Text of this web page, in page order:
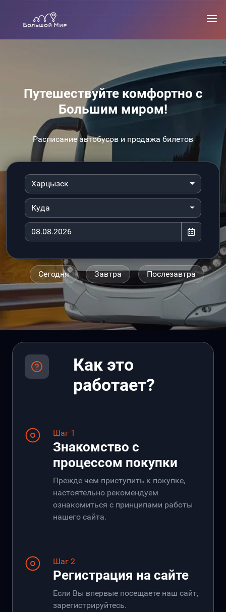
Путешествуйте комфортно с
Большим миром!
Расписание автобусов и продажа билетов
Харцызск
Куда
Сегодня Завтра Послезавтра
Как это
работает?
Шаг 1
Знакомство с
процессом покупки
Прежде чем приступить к покупке,
настоятельно рекомендуем
ознакомиться с принципами работы
нашего сайта.
Шаг 2
Регистрация на сайте
Если Вы впервые посещаете наш сайт,
зарегистрируйтесь.